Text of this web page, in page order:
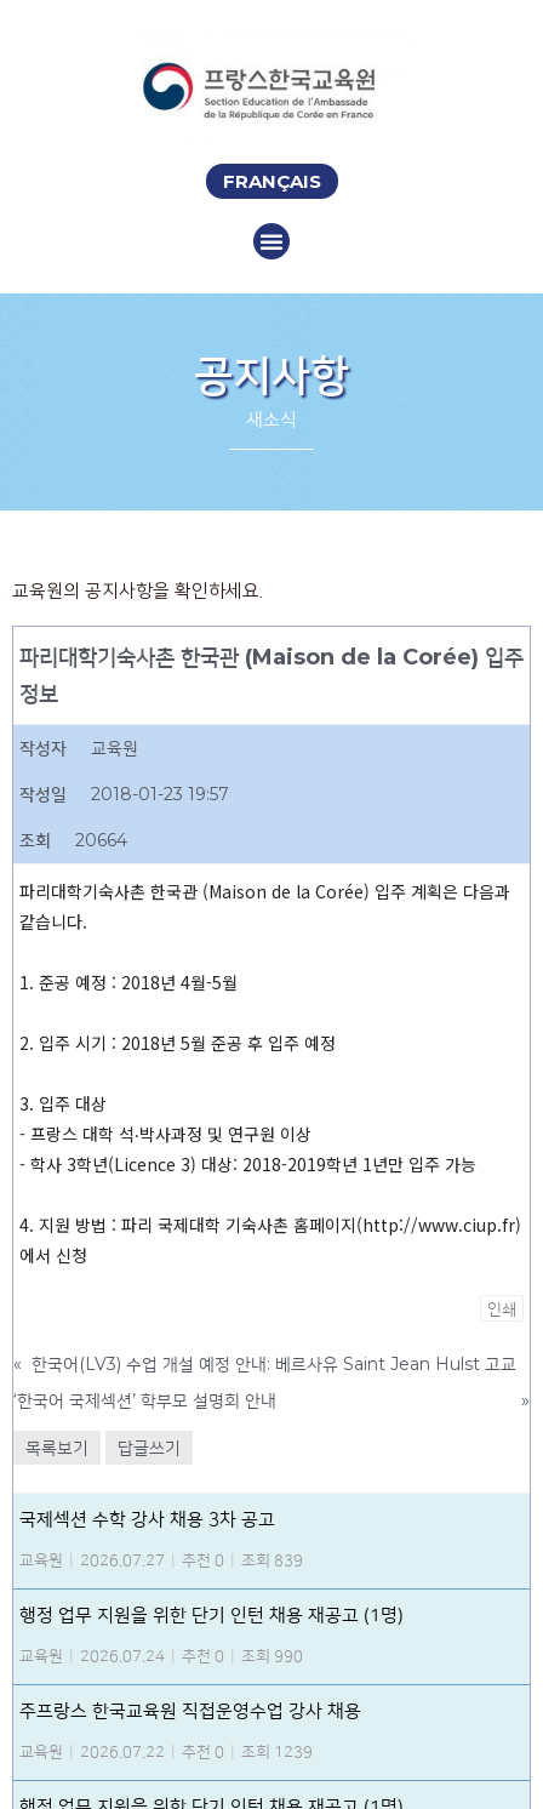
FRANÇAIS
공지사항
새소식
교육원의 공지사항을 확인하세요.
파리대학기숙사촌 한국관 (Maison de la Corée) 입주
정보
작성자 교육원
작성일 2018-01-23 19:57
조회 20664
파리대학기숙사촌 한국관 (Maison de la Corée) 입주 계획은 다음과
같습니다.
1. 준공 예정 : 2018년 4월-5월
2. 입주 시기 : 2018년 5월 준공 후 입주 예정
3. 입주 대상
- 프랑스 대학 석‧박사과정 및 연구원 이상
- 학사 3학년(Licence 3) 대상: 2018-2019학년 1년만 입주 가능
4. 지원 방법 : 파리 국제대학 기숙사촌 홈페이지(http://www.ciup.fr)
에서 신청
인쇄
« 한국어(LV3) 수업 개설 예정 안내: 베르사유 Saint Jean Hulst 고교
‘한국어 국제섹션’ 학부모 설명회 안내
»
목록보기 답글쓰기
국제섹션 수학 강사 채용 3차 공고
교육원 2026.07.27 추천 0 조회 839
행정 업무 지원을 위한 단기 인턴 채용 재공고 (1명)
교육원 2026.07.24 추천 0 조회 990
주프랑스 한국교육원 직접운영수업 강사 채용
교육원 2026.07.22 추천 0 조회 1239